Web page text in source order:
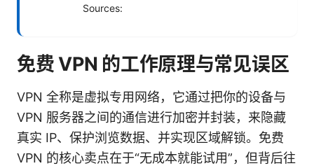
Sources:
免费 VPN 的工作原理与常见误区
VPN 全称是虚拟专用网络，它通过把你的设备与
VPN 服务器之间的通信进行加密并封装，来隐藏
真实 IP、保护浏览数据、并实现区域解锁。免费
VPN 的核心卖点在于“无成本就能试用”，但背后往